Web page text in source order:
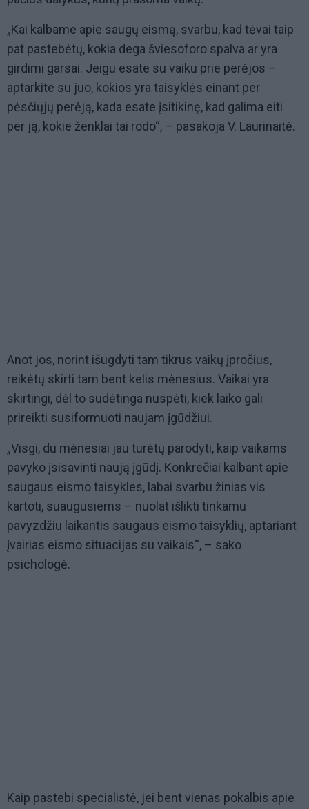
„Kai kalbame apie saugų eismą, svarbu, kad tėvai taip
pat pastebėtų, kokia dega šviesoforo spalva ar yra
girdimi garsai. Jeigu esate su vaiku prie perėjos –
aptarkite su juo, kokios yra taisyklės einant per
pėsčiųjų perėją, kada esate įsitikinę, kad galima eiti
per ją, kokie ženklai tai rodo“, – pasakoja V. Laurinaitė.
Anot jos, norint išugdyti tam tikrus vaikų įpročius,
reikėtų skirti tam bent kelis mėnesius. Vaikai yra
skirtingi, dėl to sudėtinga nuspėti, kiek laiko gali
prireikti susiformuoti naujam įgūdžiui.
„Visgi, du mėnesiai jau turėtų parodyti, kaip vaikams
pavyko įsisavinti naują įgūdį. Konkrečiai kalbant apie
saugaus eismo taisykles, labai svarbu žinias vis
kartoti, suaugusiems – nuolat išlikti tinkamu
pavyzdžiu laikantis saugaus eismo taisyklių, aptariant
įvairias eismo situacijas su vaikais“, – sako
psichologė.
Kaip pastebi specialistė, jei bent vienas pokalbis apie